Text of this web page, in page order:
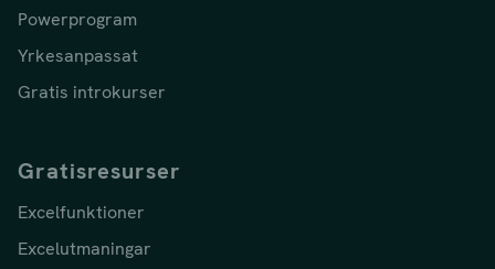
Powerprogram
Yrkesanpassat
Gratis introkurser
Gratisresurser
Excelfunktioner
Excelutmaningar